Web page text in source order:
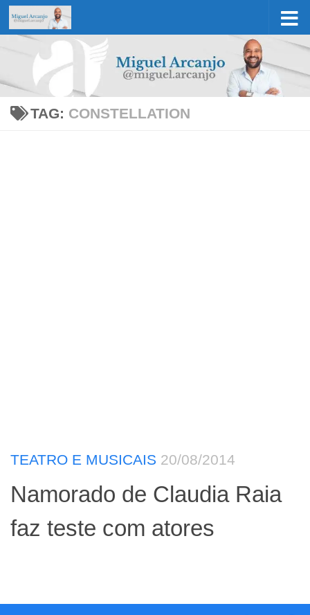
Skip to content
TAG: CONSTELLATION
TEATRO E MUSICAIS 20/08/2014
Namorado de Claudia Raia
faz teste com atores